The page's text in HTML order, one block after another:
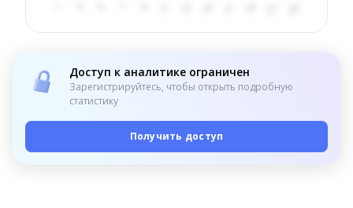
Доступ к аналитике ограничен
Зарегистрируйтесь, чтобы открыть подробную
статистику
Получить доступ